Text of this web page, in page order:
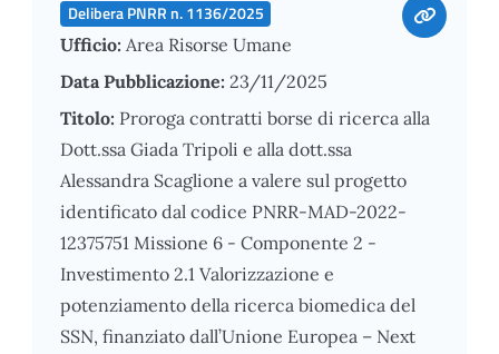
Delibera PNRR n. 1136/2025
Ufficio: Area Risorse Umane
Data Pubblicazione: 23/11/2025
Titolo: Proroga contratti borse di ricerca alla
Dott.ssa Giada Tripoli e alla dott.ssa
Alessandra Scaglione a valere sul progetto
identificato dal codice PNRR-MAD-2022-
12375751 Missione 6 - Componente 2 -
Investimento 2.1 Valorizzazione e
potenziamento della ricerca biomedica del
SSN, finanziato dall’Unione Europea – Next